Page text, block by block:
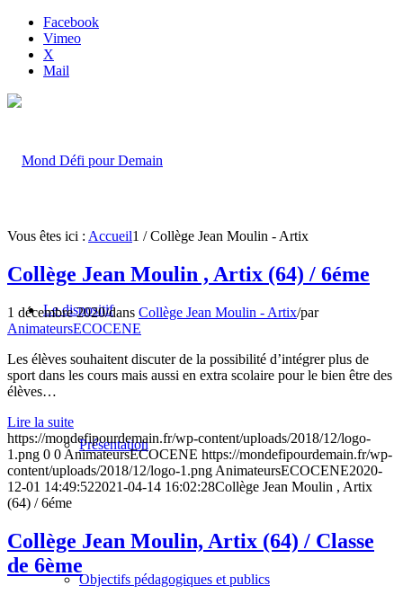
Facebook
Vimeo
X
Mail
Le dispositif
Présentation
Objectifs pédagogiques et publics
Vous êtes ici : Accueil1 / Collège Jean Moulin - Artix
Collège Jean Moulin , Artix (64) / 6éme
1 décembre 2020/dans Collège Jean Moulin - Artix/par
AnimateursECOCENE
Les élèves souhaitent discuter de la possibilité d’intégrer plus de
sport dans les cours mais aussi en extra scolaire pour le bien être des
élèves…
Lire la suite
https://mondefipourdemain.fr/wp-content/uploads/2018/12/logo-
1.png 0 0 AnimateursECOCENE https://mondefipourdemain.fr/wp-
content/uploads/2018/12/logo-1.png AnimateursECOCENE2020-
12-01 14:49:522021-04-14 16:02:28Collège Jean Moulin , Artix
(64) / 6éme
Collège Jean Moulin, Artix (64) / Classe
de 6ème